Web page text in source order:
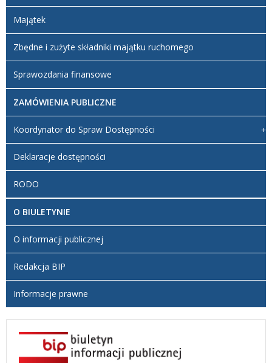
Majątek
Zbędne i zużyte składniki majątku ruchomego
Sprawozdania finansowe
ZAMÓWIENIA PUBLICZNE
Koordynator do Spraw Dostępności
Deklaracje dostępności
RODO
O BIULETYNIE
O informacji publicznej
Redakcja BIP
Informacje prawne